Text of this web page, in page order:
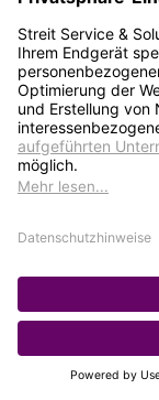
vieles mehr
Bleiben Sie
gerne unseren
Unternehmen